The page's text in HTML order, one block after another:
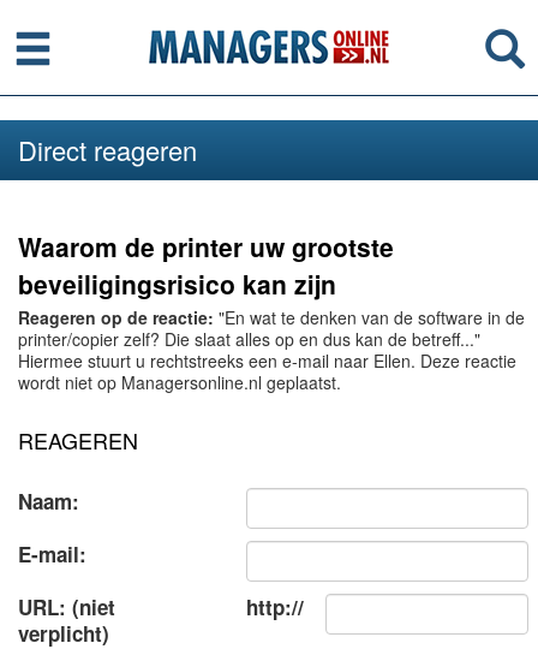
Menu
Direct reageren
Waarom de printer uw grootste
beveiligingsrisico kan zijn
Reageren op de reactie: "En wat te denken van de software in de
printer/copier zelf? Die slaat alles op en dus kan de betreff..."
Hiermee stuurt u rechtstreeks een e-mail naar Ellen. Deze reactie
wordt niet op Managersonline.nl geplaatst.
REAGEREN
Naam:
E-mail:
URL: (niet
verplicht)
http://